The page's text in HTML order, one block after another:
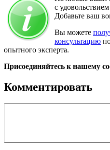
с
Добавьте ваш
Вы можете
консультацию
опытного эксперта.
Присоединяйтесь к нашему
Комментировать